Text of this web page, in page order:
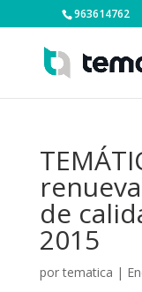
963614762
de
2015
portematica |